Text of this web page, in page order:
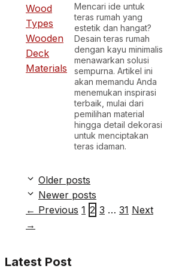
Mencari ide untuk
teras rumah yang
estetik dan hangat?
Desain teras rumah
dengan kayu minimalis
menawarkan solusi
sempurna. Artikel ini
akan memandu Anda
menemukan inspirasi
terbaik, mulai dari
pemilihan material
hingga detail dekorasi
untuk menciptakan
teras idaman.
Older posts
Newer posts
← Previous Page
1 Page
2 Page
3 … Page
31 Next
→
Latest Post